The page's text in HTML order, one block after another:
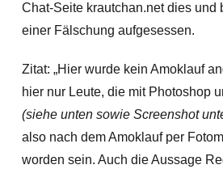
Chat-Seite krautchan.net dies und
einer Fälschung aufgesessen.
Zitat: „Hier wurde kein Amoklauf
hier nur Leute, die mit Photoshop
(siehe unten sowie Screenshot
also nach dem Amoklauf per
worden sein. Auch die Aussage